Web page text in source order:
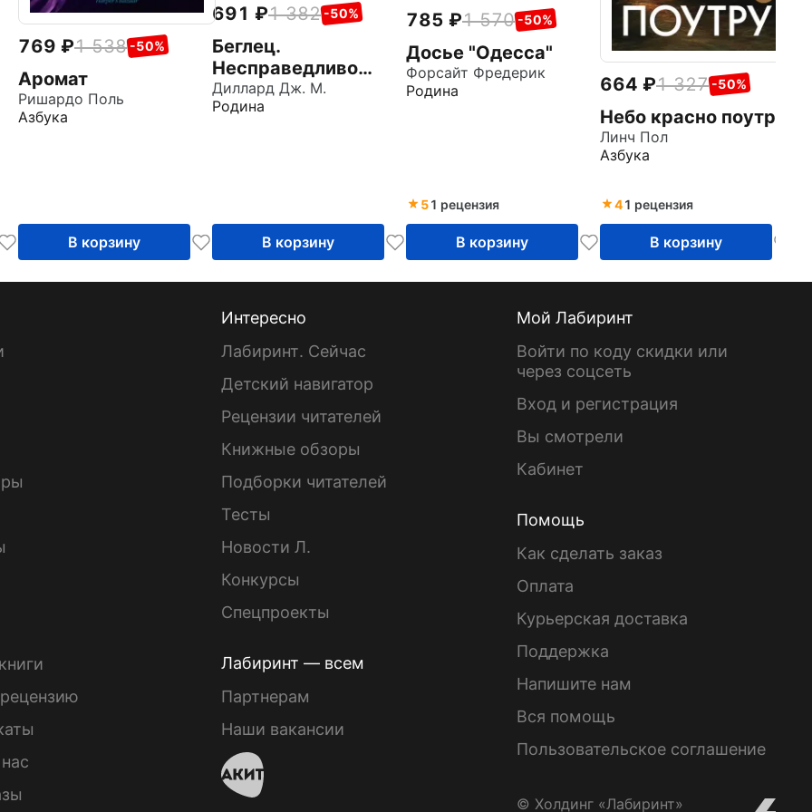
769 1 538 -50%
Аромат
Ришардо Поль
Азбука
В корзину
691 1 382 -50%
Беглец.
Несправедливо
обвиненный
Диллард Дж. М.
Родина
В корзину
785 1 570 -50%
Досье "Одесса"
Форсайт Фредерик
Родина
51 рецензия
В корзину
664 1 327 -50%
Небо красно поутру
Линч Пол
Азбука
41 рецензия
В корзину
Интересно
Лабиринт. Сейчас
Детский навигатор
Рецензии читателей
Книжные обзоры
Подборки читателей
Тесты
Новости Л.
Конкурсы
Спецпроекты
Лабиринт — всем
Партнерам
Наши вакансии
Мой Лабиринт
Войти по коду скидки или
через соцсеть
Вход и регистрация
Вы смотрели
Кабинет
Помощь
Как сделать заказ
Оплата
Курьерская доставка
Поддержка
Напишите нам
Вся помощь
Пользовательское соглашение
© Холдинг «Лабиринт»